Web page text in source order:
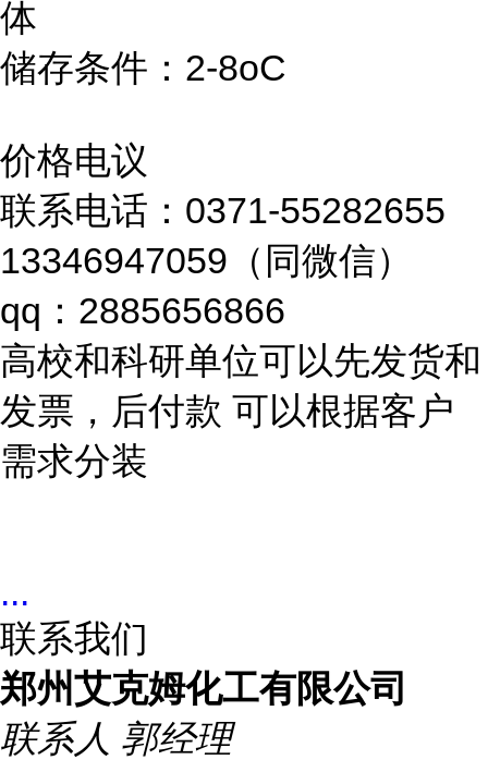
体
储存条件：2-8oC
价格电议
联系电话：0371-55282655
13346947059（同微信）
qq：2885656866
高校和科研单位可以先发货和
发票，后付款 可以根据客户
需求分装
...
联系我们
郑州艾克姆化工有限公司
联系人 郭经理